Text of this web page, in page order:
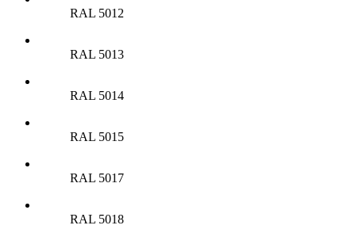
RAL 5012
RAL 5013
RAL 5014
RAL 5015
RAL 5017
RAL 5018